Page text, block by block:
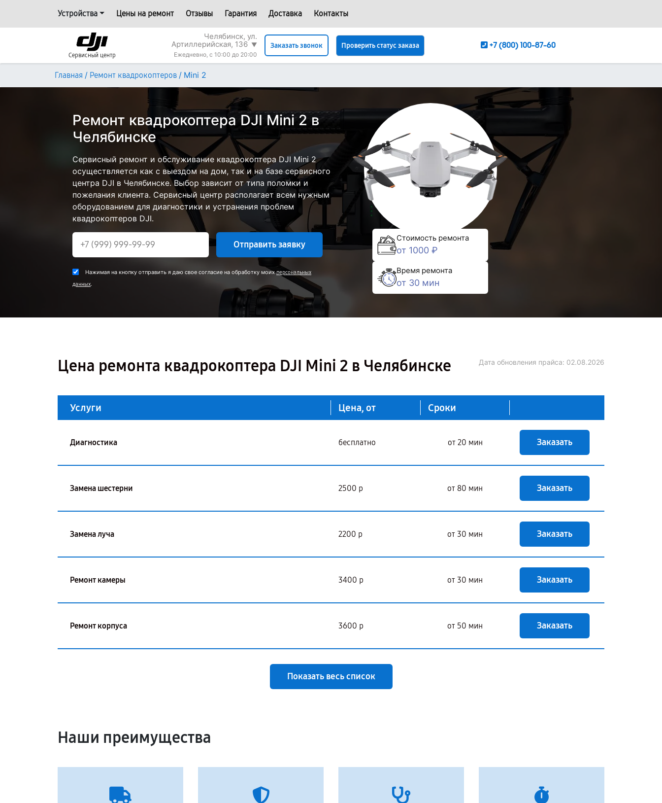
Устройства Цены на ремонт Отзывы Гарантия Доставка Контакты
Сервисный центр
Челябинск, ул.
Артиллерийская, 136 ▼
Ежедневно, с 10:00 до 20:00
Заказать звонок Проверить статус заказа +7 (800) 100-87-60
Главная / Ремонт квадрокоптеров / Mini 2
Ремонт квадрокоптера DJI Mini 2 в
Челябинске
Сервисный ремонт и обслуживание квадрокоптера DJI Mini 2
осуществляется как с выездом на дом, так и на базе сервисного
центра DJI в Челябинске. Выбор зависит от типа поломки и
пожелания клиента. Сервисный центр располагает всем нужным
оборудованием для диагностики и устранения проблем
квадрокоптеров DJI.
Отправить заявку
Нажимая на кнопку отправить я даю свое согласие на обработку моихперсональных
данных.
Стоимость ремонта
от 1000 ₽
Время ремонта
от 30 мин
Цена ремонта квадрокоптера DJI Mini 2 в Челябинске Дата обновления прайса: 02.08.2026
Услуги Цена, от Сроки
Диагностика бесплатно от 20 мин Заказать
Замена шестерни 2500 р от 80 мин Заказать
Замена луча 2200 р от 30 мин Заказать
Ремонт камеры 3400 р от 30 мин Заказать
Ремонт корпуса 3600 р от 50 мин Заказать
Показать весь список
Наши преимущества